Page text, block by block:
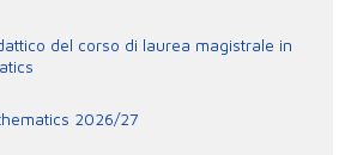
del corso di laurea magistrale in
2026/27